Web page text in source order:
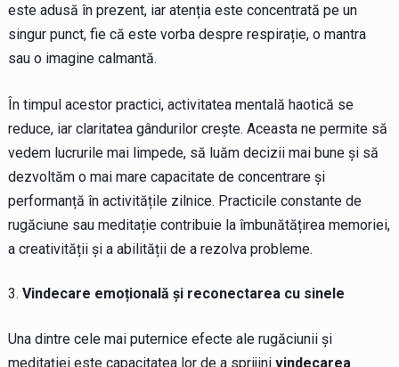
este adusă în prezent, iar atenția este concentrată pe un
singur punct, fie că este vorba despre respirație, o mantra
sau o imagine calmantă.
În timpul acestor practici, activitatea mentală haotică se
reduce, iar claritatea gândurilor crește. Aceasta ne permite să
vedem lucrurile mai limpede, să luăm decizii mai bune și să
dezvoltăm o mai mare capacitate de concentrare și
performanță în activitățile zilnice. Practicile constante de
rugăciune sau meditație contribuie la îmbunătățirea memoriei,
a creativității și a abilității de a rezolva probleme.
Vindecare emoțională și reconectarea cu sinele
Una dintre cele mai puternice efecte ale rugăciunii și
meditației este capacitatea lor de a sprijini vindecarea